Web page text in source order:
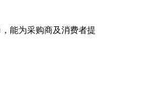
，能为采购商及消费者提